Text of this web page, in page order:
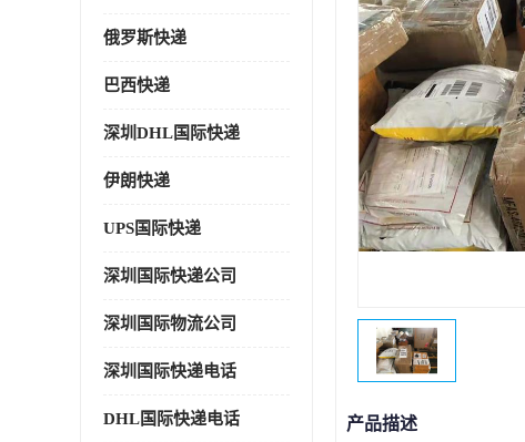
俄罗斯快递
巴西快递
深圳DHL国际快递
伊朗快递
UPS国际快递
深圳国际快递公司
深圳国际物流公司
深圳国际快递电话
DHL国际快递电话 产品描述